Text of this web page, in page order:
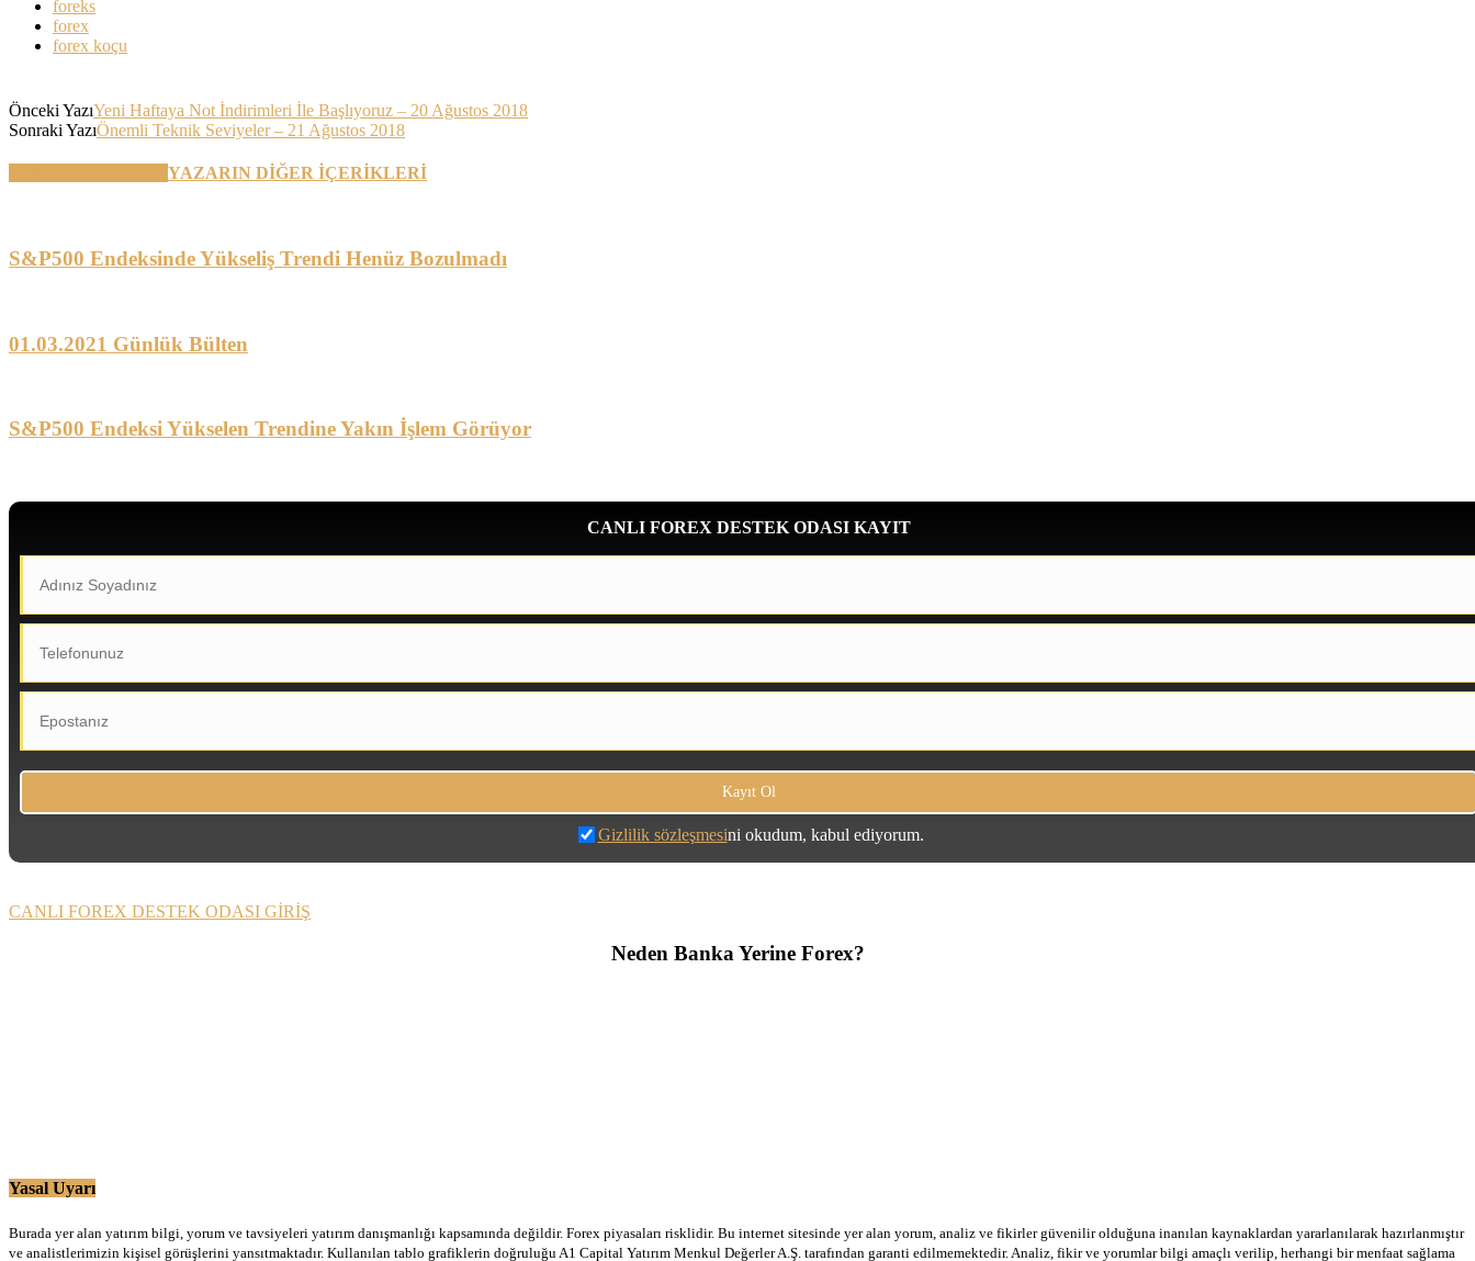
foreks
forex
forex koçu
Önceki YazıYeni Haftaya Not İndirimleri İle Başlıyoruz – 20 Ağustos 2018
Sonraki YazıÖnemli Teknik Seviyeler – 21 Ağustos 2018
YAZARIN DİĞER İÇERİKLERİ
S&P500 Endeksinde Yükseliş Trendi Henüz Bozulmadı
01.03.2021 Günlük Bülten
S&P500 Endeksi Yükselen Trendine Yakın İşlem Görüyor
CANLI FOREX DESTEK ODASI KAYIT
Gizlilik sözleşmesini okudum, kabul ediyorum.
CANLI FOREX DESTEK ODASI GİRİŞ
Neden Banka Yerine Forex?
Yasal Uyarı
Burada yer alan yatırım bilgi, yorum ve tavsiyeleri yatırım danışmanlığı kapsamında değildir. Forex piyasaları risklidir. Bu internet sitesinde yer alan yorum, analiz ve fikirler güvenilir olduğuna inanılan kaynaklardan yararlanılarak hazırlanmıştır
ve analistlerimizin kişisel görüşlerini yansıtmaktadır. Kullanılan tablo grafiklerin doğruluğu A1 Capital Yatırım Menkul Değerler A.Ş. tarafından garanti edilmemektedir. Analiz, fikir ve yorumlar bilgi amaçlı verilip, herhangi bir menfaat sağlama